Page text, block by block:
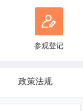
参观登记
政策法规